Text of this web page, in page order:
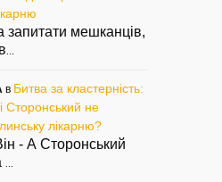
мешканців,
в Битва за кластерність:
Сторонський не
лікарню?
- А Сторонський